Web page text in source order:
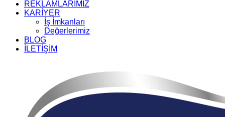
REKLAMLARIMIZ
KARİYER
İş İmkanları
Değerlerimiz
BLOG
İLETİŞİM